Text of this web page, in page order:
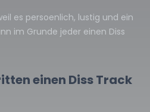
es persoenlich, lustig und ein
im Grunde jeder einen Diss
einen Diss Track